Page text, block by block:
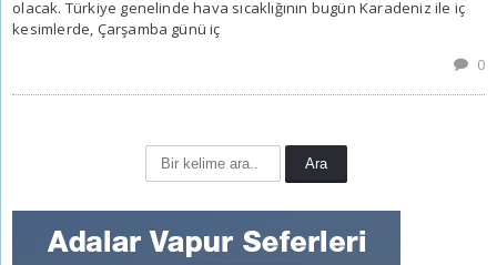
olacak. Türkiye genelinde hava sıcaklığının bugün Karadeniz ile iç
kesimlerde, Çarşamba günü iç
0